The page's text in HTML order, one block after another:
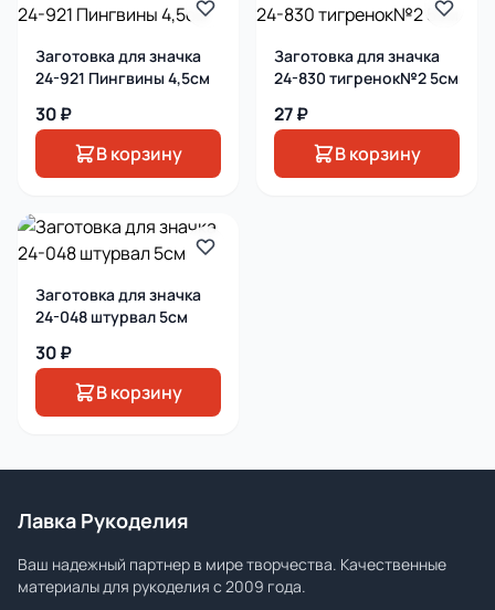
Заготовка для значка
24-921 Пингвины 4,5см
30 ₽
В корзину
Заготовка для значка
24-830 тигренок№2 5см
27 ₽
В корзину
Заготовка для значка
24-048 штурвал 5см
30 ₽
В корзину
Лавка Рукоделия
Ваш надежный партнер в мире творчества. Качественные
материалы для рукоделия с 2009 года.